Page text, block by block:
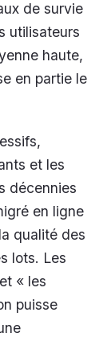
de survie
utilisateurs
haute,
en partie le
et les
décennies
en ligne
qualité des
lots. Les
« les
puisse